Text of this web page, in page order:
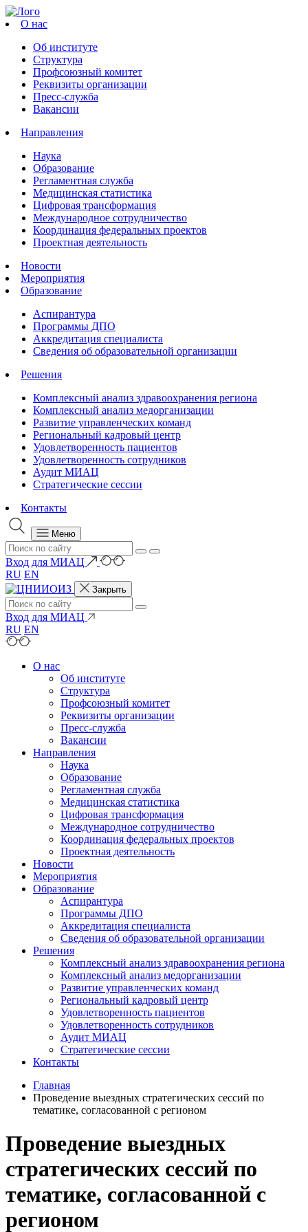
О нас
Об институте
Структура
Профсоюзный комитет
Реквизиты организации
Пресс-служба
Вакансии
Направления
Наука
Образование
Регламентная служба
Медицинская статистика
Цифровая трансформация
Международное сотрудничество
Координация федеральных проектов
Проектная деятельность
Новости
Мероприятия
Образование
Аспирантура
Программы ДПО
Аккредитация специалиста
Сведения об образовательной организации
Решения
Комплексный анализ здравоохранения региона
Комплексный анализ медорганизации
Развитие управленческих команд
Региональный кадровый центр
Удовлетворенность пациентов
Удовлетворенность сотрудников
Аудит МИАЦ
Стратегические сессии
Контакты
Меню
Вход для МИАЦ
RU EN
Закрыть
Вход для МИАЦ
RU EN
О нас
Об институте
Структура
Профсоюзный комитет
Реквизиты организации
Пресс-служба
Вакансии
Направления
Наука
Образование
Регламентная служба
Медицинская статистика
Цифровая трансформация
Международное сотрудничество
Координация федеральных проектов
Проектная деятельность
Новости
Мероприятия
Образование
Аспирантура
Программы ДПО
Аккредитация специалиста
Сведения об образовательной организации
Решения
Комплексный анализ здравоохранения региона
Комплексный анализ медорганизации
Развитие управленческих команд
Региональный кадровый центр
Удовлетворенность пациентов
Удовлетворенность сотрудников
Аудит МИАЦ
Стратегические сессии
Контакты
Главная
Проведение выездных стратегических сессий по
тематике, согласованной с регионом
Проведение выездных
стратегических сессий по
тематике, согласованной с
регионом